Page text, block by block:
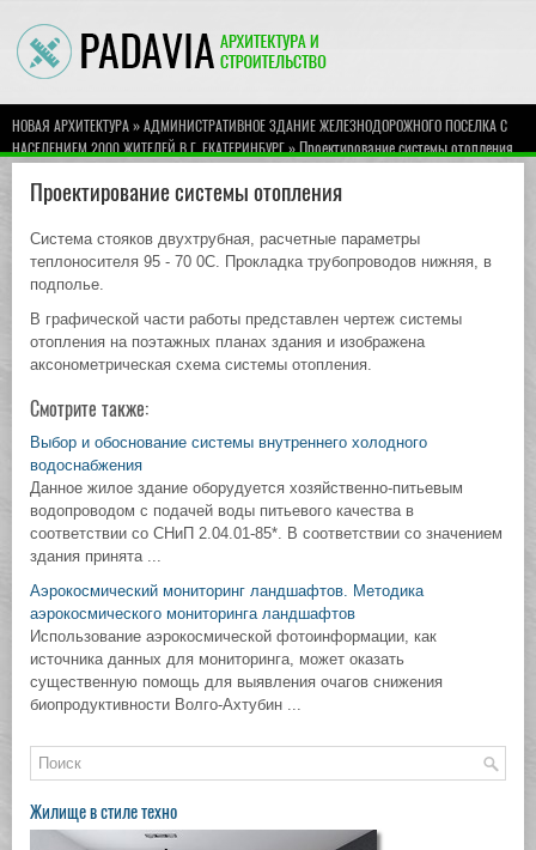
НОВАЯ АРХИТЕКТУРА»АДМИНИСТРАТИВНОЕ ЗДАНИЕ ЖЕЛЕЗНОДОРОЖНОГО ПОСЕЛКА С
НАСЕЛЕНИЕМ 2000 ЖИТЕЛЕЙ В Г. ЕКАТЕРИНБУРГ» Проектирование системы отопления
Проектирование системы отопления
Система стояков двухтрубная, расчетные параметры
теплоносителя 95 - 70 0С. Прокладка трубопроводов нижняя, в
подполье.
В графической части работы представлен чертеж системы
отопления на поэтажных планах здания и изображена
аксонометрическая схема системы отопления.
Смотрите также:
Выбор и обоснование системы внутреннего холодного
водоснабжения
Данное жилое здание оборудуется хозяйственно-питьевым
водопроводом с подачей воды питьевого качества в
соответствии со СНиП 2.04.01-85*. В соответствии со значением
здания принята ...
Аэрокосмический мониторинг ландшафтов. Методика
аэрокосмического мониторинга ландшафтов
Использование аэрокосмической фотоинформации, как
источника данных для мониторинга, может оказать
существенную помощь для выявления очагов снижения
биопродуктивности Волго-Ахтубин ...
Жилище в стиле техно